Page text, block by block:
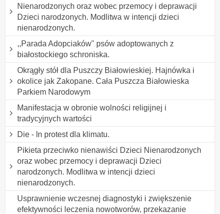
Nienarodzonych oraz wobec przemocy i deprawacji
Dzieci narodzonych. Modlitwa w intencji dzieci
nienarodzonych.
,,Parada Adopciaków" psów adoptowanych z
białostockiego schroniska.
Okrągły stół dla Puszczy Białowieskiej. Hajnówka i
okolice jak Zakopane. Cała Puszcza Białowieska
Parkiem Narodowym
Manifestacja w obronie wolności religijnej i
tradycyjnych wartości
Die - In protest dla klimatu.
Pikieta przeciwko nienawiści Dzieci Nienarodzonych
oraz wobec przemocy i deprawacji Dzieci
narodzonych. Modlitwa w intencji dzieci
nienarodzonych.
Usprawnienie wczesnej diagnostyki i zwiększenie
efektywności leczenia nowotworów, przekazanie